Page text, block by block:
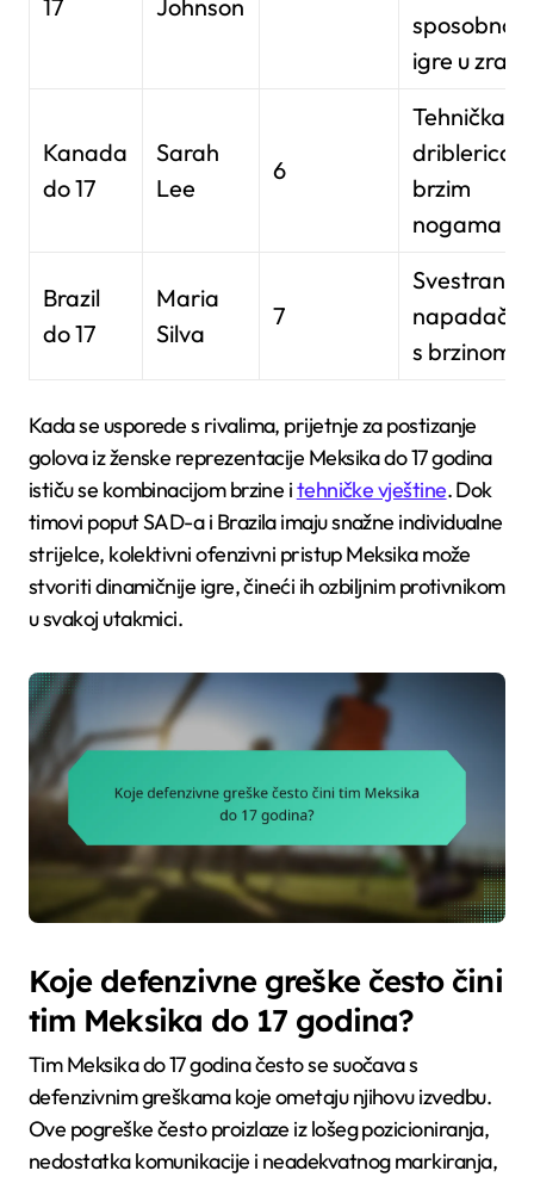
17 Johnson
igre u zraku
Kanada
do 17
Sarah
Lee
6
Tehnička
driblerica s
brzim
nogama
Brazil
do 17
Maria
Silva
7
Svestrana
s brzinom
Kada se usporede s rivalima, prijetnje za postizanje
golova iz ženske reprezentacije Meksika do 17 godina
ističu se kombinacijom brzine itehničke vještine. Dok
timovi poput SAD-a i Brazila imaju snažne individualne
strijelce, kolektivni ofenzivni pristup Meksika može
stvoriti dinamičnije igre, čineći ih ozbiljnim protivnikom
u svakoj utakmici.
Koje defenzivne greške često čini
tim Meksika do 17 godina?
Tim Meksika do 17 godina često se suočava s
defenzivnim greškama koje ometaju njihovu izvedbu.
Ove pogreške često proizlaze iz lošeg pozicioniranja,
nedostatka komunikacije i neadekvatnog markiranja,